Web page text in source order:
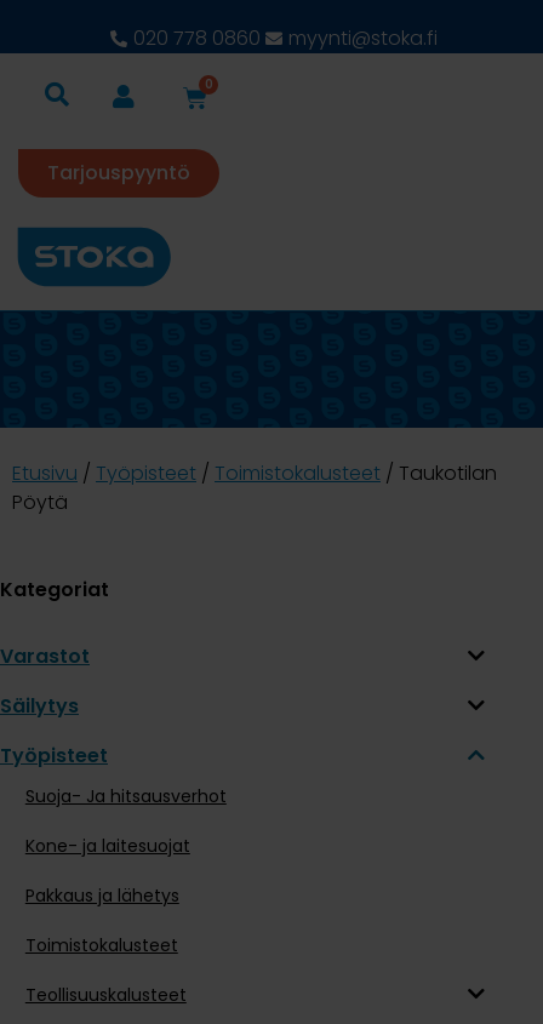
020 778 0860 myynti@stoka.fi
0
Tarjouspyyntö
Etusivu / Työpisteet / Toimistokalusteet / Taukotilan
Pöytä
Kategoriat
Varastot
Säilytys
Työpisteet
Suoja- Ja hitsausverhot
Kone- ja laitesuojat
Pakkaus ja lähetys
Toimistokalusteet
Teollisuuskalusteet